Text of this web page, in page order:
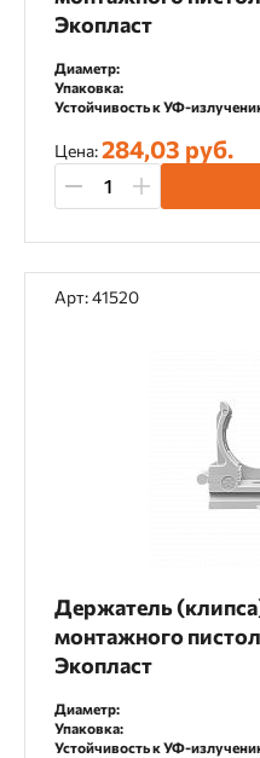
16 мм 20 мм
Цвет
Серый
Материал
Пластик
Показать
Экопласт
Диаметр:
Упаковка:
Устойчивость к УФ-
Цена:284,03 руб.
Арт: 41520
Держатель
монтажного
Экопласт
Диаметр:
Упаковка:
Устойчивость к УФ-